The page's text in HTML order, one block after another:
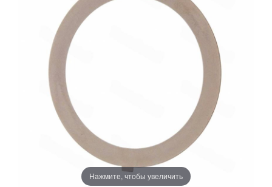
Нажмите, чтобы увеличить